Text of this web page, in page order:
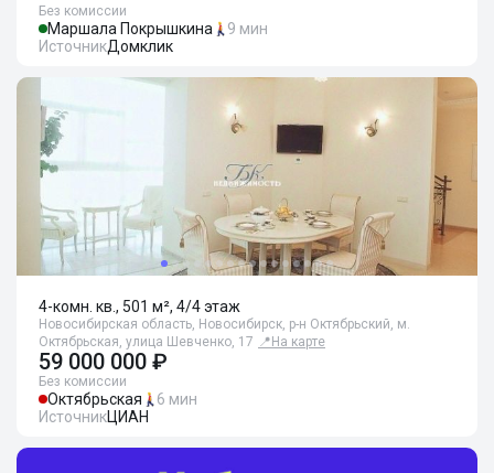
Без комиссии
Маршала Покрышкина
9 мин
ИсточникДомклик
4-комн. кв., 501 м², 4/4 этаж
Новосибирская область, Новосибирск, р-н Октябрьский, м.
Октябрьская, улица Шевченко, 17 📍 На карте
59 000 000 ₽
Без комиссии
Октябрьская
6 мин
ИсточникЦИАН